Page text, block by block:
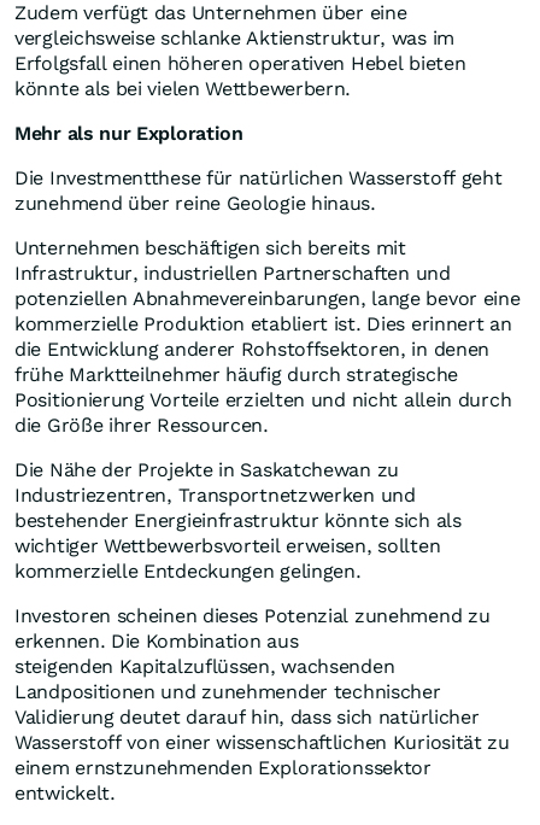
Zudem verfügt das Unternehmen über eine
vergleichsweise schlanke Aktienstruktur, was im
Erfolgsfall einen höheren operativen Hebel bieten
könnte als bei vielen Wettbewerbern.
Mehr als nur Exploration
Die Investmentthese für natürlichen Wasserstoff geht
zunehmend über reine Geologie hinaus.
Unternehmen beschäftigen sich bereits mit
Infrastruktur, industriellen Partnerschaften und
potenziellen Abnahmevereinbarungen, lange bevor eine
kommerzielle Produktion etabliert ist. Dies erinnert an
die Entwicklung anderer Rohstoffsektoren, in denen
frühe Marktteilnehmer häufig durch strategische
Positionierung Vorteile erzielten und nicht allein durch
die Größe ihrer Ressourcen.
Die Nähe der Projekte in Saskatchewan zu
Industriezentren, Transportnetzwerken und
bestehender Energieinfrastruktur könnte sich als
wichtiger Wettbewerbsvorteil erweisen, sollten
kommerzielle Entdeckungen gelingen.
Investoren scheinen dieses Potenzial zunehmend zu
erkennen. Die Kombination aus
steigenden Kapitalzuflüssen, wachsenden
Landpositionen und zunehmender technischer
Validierung deutet darauf hin, dass sich natürlicher
Wasserstoff von einer wissenschaftlichen Kuriosität zu
einem ernstzunehmenden Explorationssektor
entwickelt.